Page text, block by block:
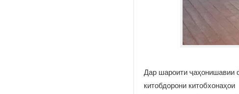
Дар шароити ҷаҳонишавии
китобдорони